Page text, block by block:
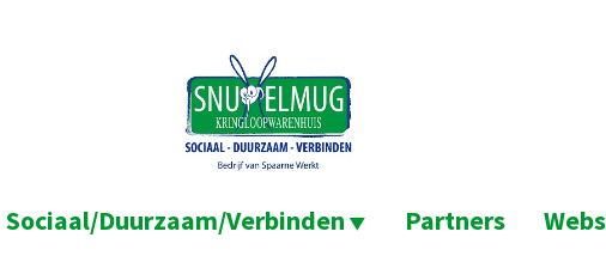
Sociaal/Duurzaam/Verbinden Partners